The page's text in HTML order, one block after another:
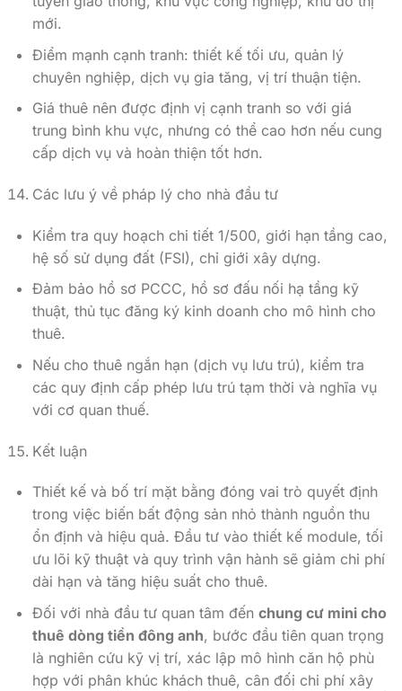
mới.
Điểm mạnh cạnh tranh: thiết kế tối ưu, quản lý
chuyên nghiệp, dịch vụ gia tăng, vị trí thuận tiện.
Giá thuê nên được định vị cạnh tranh so với giá
trung bình khu vực, nhưng có thể cao hơn nếu cung
cấp dịch vụ và hoàn thiện tốt hơn.
Các lưu ý về pháp lý cho nhà đầu tư
Kiểm tra quy hoạch chi tiết 1/500, giới hạn tầng cao,
hệ số sử dụng đất (FSI), chỉ giới xây dựng.
Đảm bảo hồ sơ PCCC, hồ sơ đấu nối hạ tầng kỹ
thuật, thủ tục đăng ký kinh doanh cho mô hình cho
thuê.
Nếu cho thuê ngắn hạn (dịch vụ lưu trú), kiểm tra
các quy định cấp phép lưu trú tạm thời và nghĩa vụ
với cơ quan thuế.
Kết luận
Thiết kế và bố trí mặt bằng đóng vai trò quyết định
trong việc biến bất động sản nhỏ thành nguồn thu
ổn định và hiệu quả. Đầu tư vào thiết kế module, tối
ưu lõi kỹ thuật và quy trình vận hành sẽ giảm chi phí
dài hạn và tăng hiệu suất cho thuê.
Đối với nhà đầu tư quan tâm đến chung cư mini cho
thuê dòng tiền đông anh, bước đầu tiên quan trọng
là nghiên cứu kỹ vị trí, xác lập mô hình căn hộ phù
hợp với phân khúc khách thuê, cân đối chi phí xây